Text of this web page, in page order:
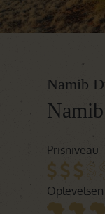
Namib
Prisniveau
Oplevelsen